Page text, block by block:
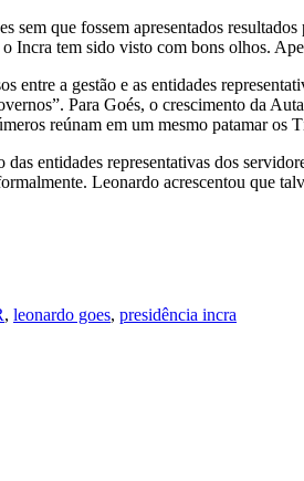
sem que fossem apresentados
tem sido visto com bons olhos.
entre a gestão e as entidades
Para Goés, o crescimento da
reúnam em um mesmo patamar
entidades representativas dos
Leonardo acrescentou que
, leonardo goes, presidência incra